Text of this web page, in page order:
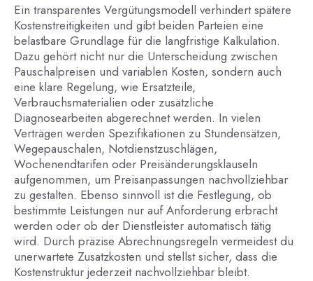
Ein transparentes Vergütungsmodell verhindert spätere
Kostenstreitigkeiten und gibt beiden Parteien eine
belastbare Grundlage für die langfristige Kalkulation.
Dazu gehört nicht nur die Unterscheidung zwischen
Pauschalpreisen und variablen Kosten, sondern auch
eine klare Regelung, wie Ersatzteile,
Verbrauchsmaterialien oder zusätzliche
Diagnosearbeiten abgerechnet werden. In vielen
Verträgen werden Spezifikationen zu Stundensätzen,
Wegepauschalen, Notdienstzuschlägen,
Wochenendtarifen oder Preisänderungsklauseln
aufgenommen, um Preisanpassungen nachvollziehbar
zu gestalten. Ebenso sinnvoll ist die Festlegung, ob
bestimmte Leistungen nur auf Anforderung erbracht
werden oder ob der Dienstleister automatisch tätig
wird. Durch präzise Abrechnungsregeln vermeidest du
unerwartete Zusatzkosten und stellst sicher, dass die
Kostenstruktur jederzeit nachvollziehbar bleibt.